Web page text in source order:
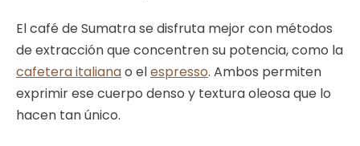
El café de Sumatra se disfruta mejor con métodos
de extracción que concentren su potencia, como la
cafetera italianao elespresso. Ambos permiten
exprimir ese cuerpo denso y textura oleosa que lo
hacen tan único.